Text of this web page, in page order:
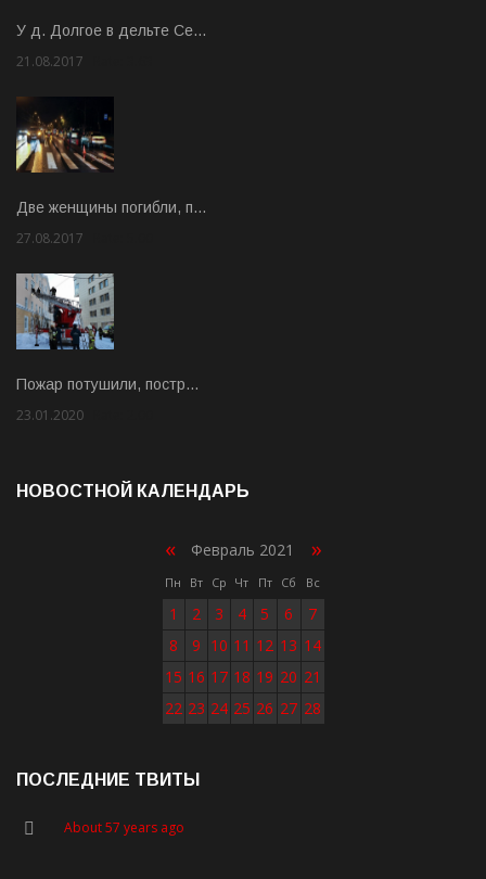
У д. Долгое в дельте Се…
21.08.2017
Две женщины погибли, п…
27.08.2017
Пожар потушили, постр…
23.01.2020
НОВОСТНОЙ КАЛЕНДАРЬ
« Февраль 2021 »
Пн Вт Ср Чт Пт Сб Вс
1 2 3 4 5 6
7
8
9 10 11 12 13 14
15 16 17 18 19 20 21
22 23 24 25 26 27 28
ПОСЛЕДНИЕ ТВИТЫ
About 57 years ago